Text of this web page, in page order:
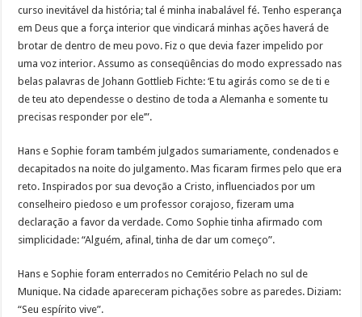
curso inevitável da história; tal é minha inabalável fé. Tenho esperança
em Deus que a força interior que vindicará minhas ações haverá de
brotar de dentro de meu povo. Fiz o que devia fazer impelido por
uma voz interior. Assumo as conseqüências do modo expressado nas
belas palavras de Johann Gottlieb Fichte: ‘E tu agirás como se de ti e
de teu ato dependesse o destino de toda a Alemanha e somente tu
precisas responder por ele’”.
Hans e Sophie foram também julgados sumariamente, condenados e
decapitados na noite do julgamento. Mas ficaram firmes pelo que era
reto. Inspirados por sua devoção a Cristo, influenciados por um
conselheiro piedoso e um professor corajoso, fizeram uma
declaração a favor da verdade. Como Sophie tinha afirmado com
simplicidade: “Alguém, afinal, tinha de dar um começo”.
Hans e Sophie foram enterrados no Cemitério Pelach no sul de
Munique. Na cidade apareceram pichações sobre as paredes. Diziam:
“Seu espírito vive”.